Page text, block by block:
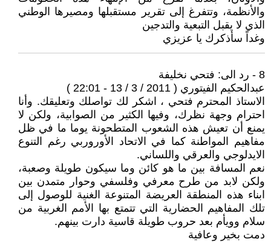
والأنظمة، وتتفرغ إلى تقرير مستقبلها ومصيرها الوطني
الذي لا يقبل التبعية والتدجين
وغداً سأذكرك يا عزيزي
8 - رد الى: فتحي نخليفة
عبدالحكيم الفيتوري ( 2011 / 3 / 13 - 22:01 )
الاستاذ المحترم فتحي ، اشكر لك تواصلك وتعليقك. وأنا
احترام وجهة نظرك، وفيها الكثير من الصوابية، ولكن لا
يمنع أن تعيش هذه الشعوب المتطحونة يوما ما في ظل
مفاهيم المواطنة كما في الاتحاد الأوروربي رغم التنوع
الايدلوجي والعرقي واللساني.
نعم المسافة بين ما هو كائن وما سيكون طويلة وصعبة،
ولكن لابد من طرح معرفي وفلسفي وحوار متمدن بين
ابناء هذه المنطقة العريضة المتنوعة الغنية للوصول إلى
تلك المفاهيم الحضارية التي تتمتع بها الأمم الغربية من
سلام وويأم بعد حروب طويلة قاسية دارت بينهم.
دمت بخير وعافية